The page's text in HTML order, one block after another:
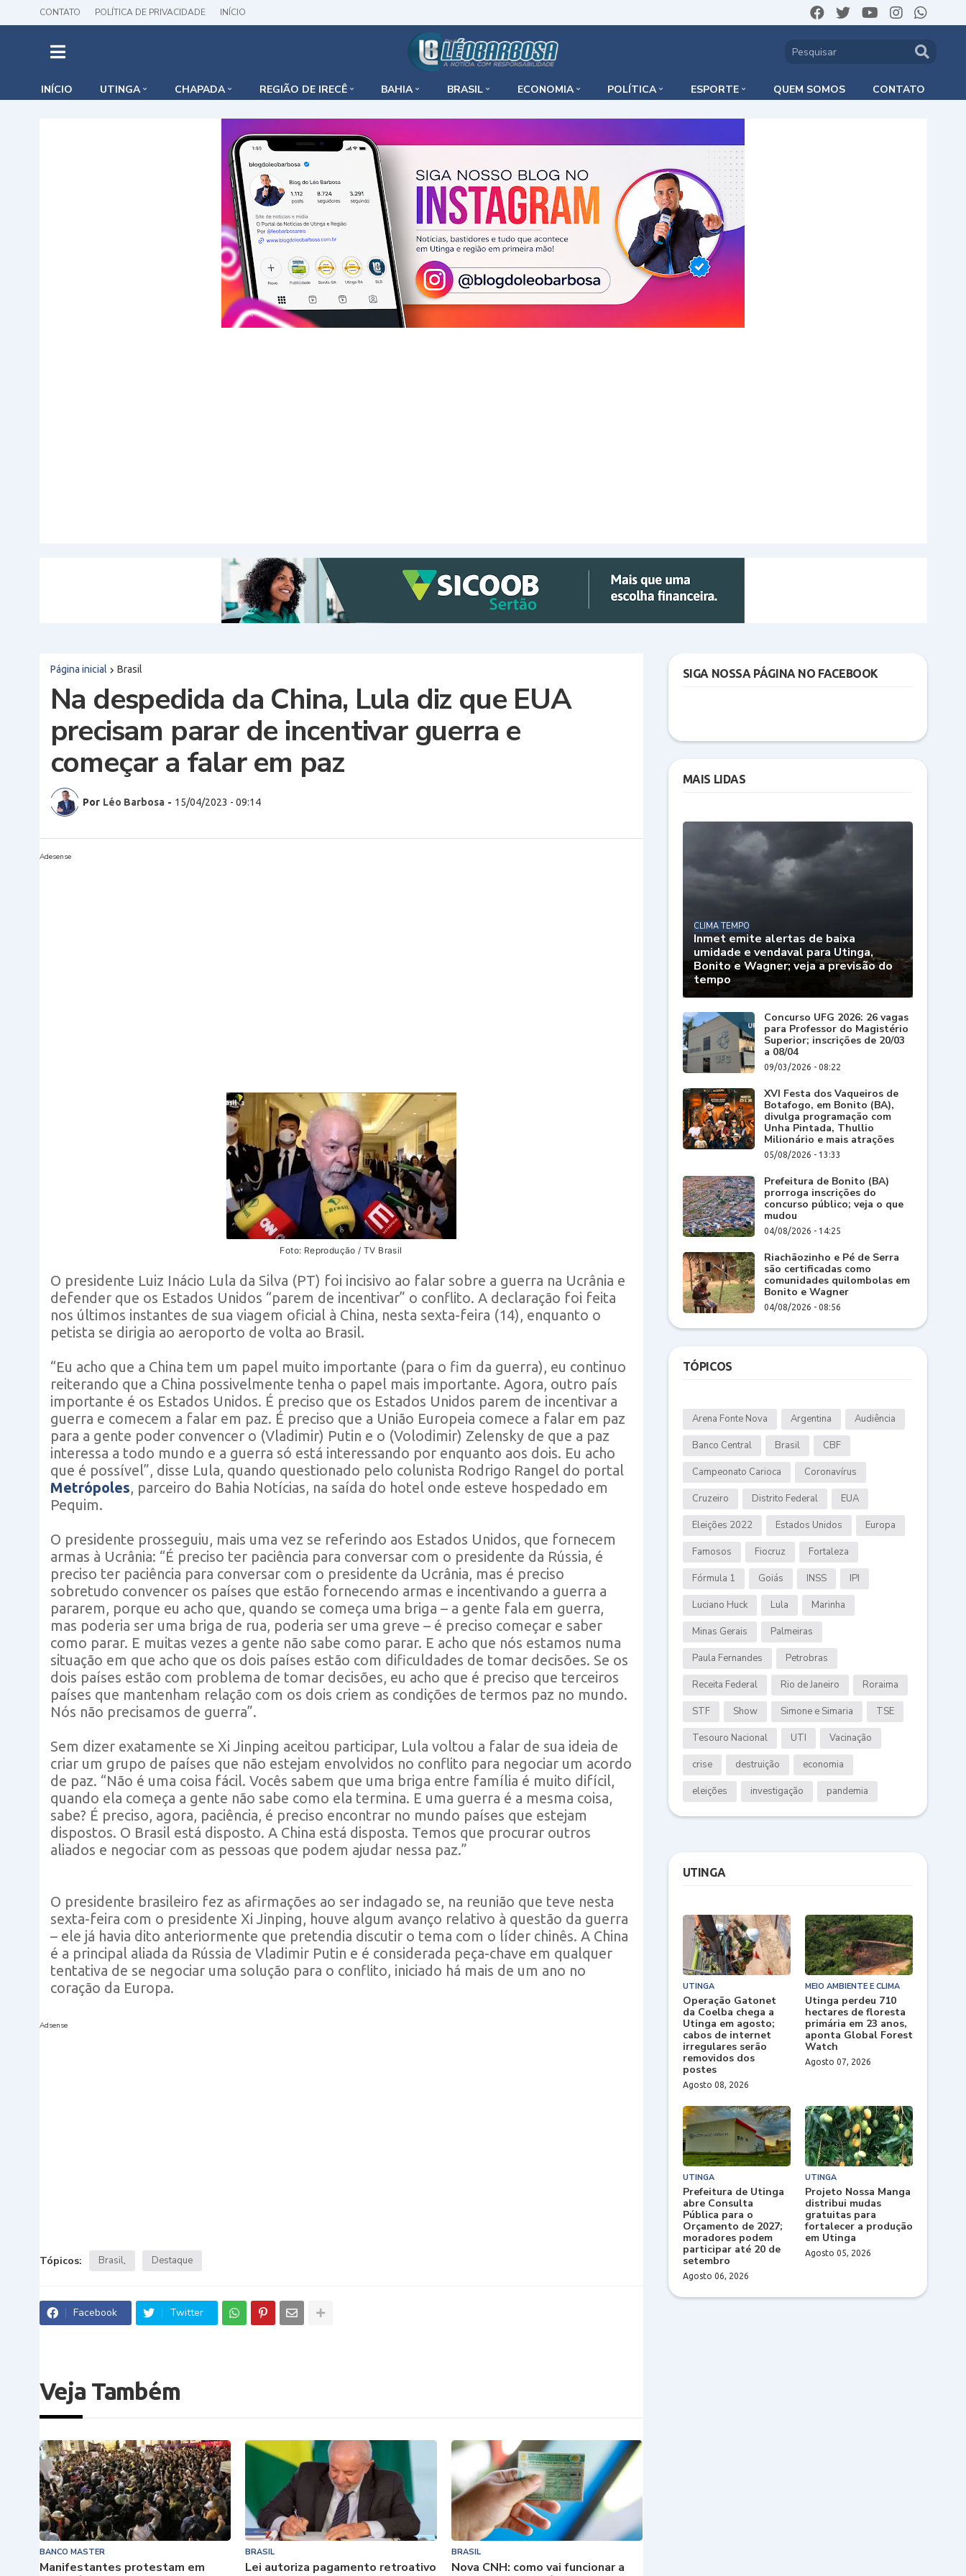
CONTATO POLÍTICA DE PRIVACIDADE INÍCIO
INÍCIO UTINGA CHAPADA REGIÃO DE IRECÊ BAHIA BRASIL ECONOMIA POLÍTICA ESPORTE QUEM SOMOS CONTATO
Página inicial Brasil
Na despedida da China, Lula diz que EUA
precisam parar de incentivar guerra e
começar a falar em paz
Por Léo Barbosa - 15/04/2023 - 09:14
Adesense
Foto: Reprodução / TV Brasil
O presidente Luiz Inácio Lula da Silva (PT) foi incisivo ao falar sobre a guerra na Ucrânia e
defender que os Estados Unidos “parem de incentivar” o conflito. A declaração foi feita
nos últimos instantes de sua viagem oficial à China, nesta sexta-feira (14), enquanto o
petista se dirigia ao aeroporto de volta ao Brasil.
“Eu acho que a China tem um papel muito importante (para o fim da guerra), eu continuo
reiterando que a China possivelmente tenha o papel mais importante. Agora, outro país
importante é os Estados Unidos. É preciso que os Estados Unidos parem de incentivar a
guerra e comecem a falar em paz. É preciso que a União Europeia comece a falar em paz
para a gente poder convencer o (Vladimir) Putin e o (Volodimir) Zelensky de que a paz
interessa a todo mundo e a guerra só está interessando por enquanto aos dois. Eu acho
que é possível”, disse Lula, quando questionado pelo colunista Rodrigo Rangel do portal
Metrópoles, parceiro do Bahia Notícias, na saída do hotel onde esteve hospedado em
Pequim.
O presidente prosseguiu, mais uma vez se referindo aos Estados Unidos, que fornecem
armas à Ucrânia: “É preciso ter paciência para conversar com o presidente da Rússia, é
preciso ter paciência para conversar com o presidente da Ucrânia, mas é preciso
sobretudo convencer os países que estão fornecendo armas e incentivando a guerra a
pararem, porque eu acho que, quando se começa uma briga – a gente fala em guerra,
mas poderia ser uma briga de rua, poderia ser uma greve – é preciso começar e saber
como parar. E muitas vezes a gente não sabe como parar. E acho que nós estamos numa
situação em que acho que os dois países estão com dificuldades de tomar decisões. Se os
dois países estão com problema de tomar decisões, eu acho que é preciso que terceiros
países que mantenham relação com os dois criem as condições de termos paz no mundo.
Nós não precisamos de guerra”.
Sem dizer exatamente se Xi Jinping aceitou participar, Lula voltou a falar de sua ideia de
criar um grupo de países que não estejam envolvidos no conflito para negociar um acordo
de paz. “Não é uma coisa fácil. Vocês sabem que uma briga entre família é muito difícil,
quando ela começa a gente não sabe como ela termina. E uma guerra é a mesma coisa,
sabe? É preciso, agora, paciência, é preciso encontrar no mundo países que estejam
dispostos. O Brasil está disposto. A China está disposta. Temos que procurar outros
aliados e negociar com as pessoas que podem ajudar nessa paz.”
O presidente brasileiro fez as afirmações ao ser indagado se, na reunião que teve nesta
sexta-feira com o presidente Xi Jinping, houve algum avanço relativo à questão da guerra
– ele já havia dito anteriormente que pretendia discutir o tema com o líder chinês. A China
é a principal aliada da Rússia de Vladimir Putin e é considerada peça-chave em qualquer
tentativa de se negociar uma solução para o conflito, iniciado há mais de um ano no
coração da Europa.
Adsense
Tópicos: Brasil Destaque
Facebook Twitter
Veja Também
BANCO MASTER
Manifestantes protestam em
BRASIL
Lei autoriza pagamento retroativo
BRASIL
Nova CNH: como vai funcionar a
SIGA NOSSA PÁGINA NO FACEBOOK
MAIS LIDAS
CLIMA TEMPO
Inmet emite alertas de baixa
umidade e vendaval para Utinga,
Bonito e Wagner; veja a previsão do
tempo
Concurso UFG 2026: 26 vagas
para Professor do Magistério
Superior; inscrições de 20/03
a 08/04
09/03/2026 - 08:22
XVI Festa dos Vaqueiros de
Botafogo, em Bonito (BA),
divulga programação com
Unha Pintada, Thullio
Milionário e mais atrações
05/08/2026 - 13:33
Prefeitura de Bonito (BA)
prorroga inscrições do
concurso público; veja o que
mudou
04/08/2026 - 14:25
Riachãozinho e Pé de Serra
são certificadas como
comunidades quilombolas em
Bonito e Wagner
04/08/2026 - 08:56
TÓPICOS
Arena Fonte Nova Argentina Audiência
Banco Central Brasil CBF
Campeonato Carioca Coronavírus
Cruzeiro Distrito Federal EUA
Eleições 2022 Estados Unidos Europa
Famosos Fiocruz Fortaleza
Fórmula 1 Goiás INSS IPI
Luciano Huck Lula Marinha
Minas Gerais Palmeiras
Paula Fernandes Petrobras
Receita Federal Rio de Janeiro Roraima
STF Show Simone e Simaria TSE
Tesouro Nacional UTI Vacinação
crise destruição economia
eleições investigação pandemia
UTINGA
UTINGA
Operação Gatonet
da Coelba chega a
Utinga em agosto;
cabos de internet
irregulares serão
removidos dos
postes
Agosto 08, 2026
MEIO AMBIENTE E CLIMA
Utinga perdeu 710
hectares de floresta
primária em 23 anos,
aponta Global Forest
Watch
Agosto 07, 2026
UTINGA
Prefeitura de Utinga
abre Consulta
Pública para o
Orçamento de 2027;
moradores podem
participar até 20 de
setembro
Agosto 06, 2026
UTINGA
Projeto Nossa Manga
distribui mudas
gratuitas para
fortalecer a produção
em Utinga
Agosto 05, 2026